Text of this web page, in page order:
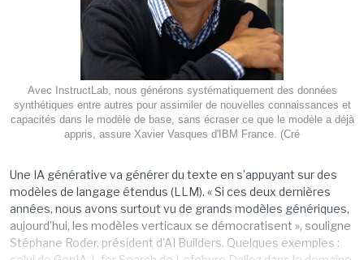
Avec InstructLab, nous générons systématiquement des données
synthétiques entre autres pour assimiler de nouvelles connaissances et
capacités dans le modèle de base, sans écraser ce que le modèle a déjà
appris, assure Xavier Vasques d'IBM France. (Cré
Une IA générative va générer du texte en s’appuyant sur des
modèles de langage étendus (LLM). « Si ces deux dernières
années, nous avons surtout vu de grands modèles génériques,
aujourd’hui, les modèles verticaux se démocratisent », souligne
Stéphane Roder, président d'AI Builders. Quelques exemples :